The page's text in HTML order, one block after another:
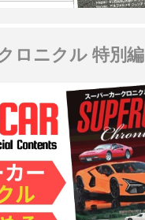
ロニクル 特別編